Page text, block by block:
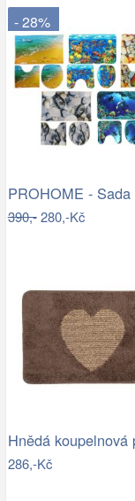
- 28%
390,-280,-Kč
286,-Kč